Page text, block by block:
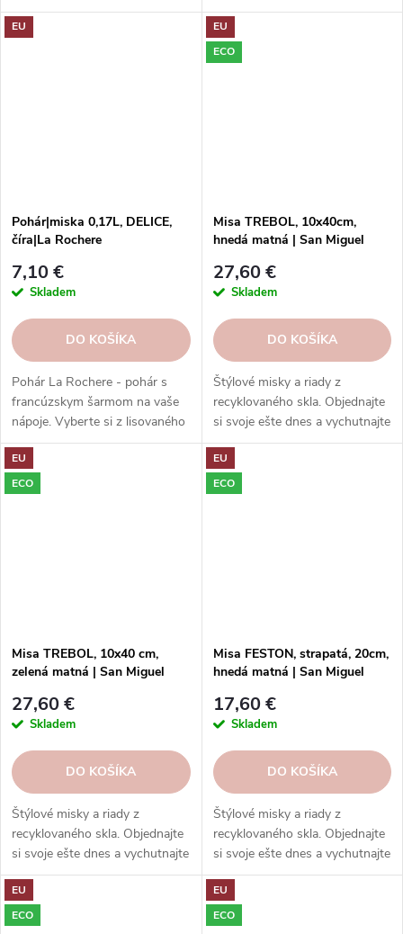
francúzskym vidiekom. Vhodná
na každý stôl a príležitosť.
cukríkov. Skvele sa hodí na
podávanie sladkostí a koktailov.
EU
Pohár|miska 0,17L, DELICE,
číra|La Rochere
7,10 €
Skladem
DO KOŠÍKA
Pohár La Rochere - pohár s
francúzskym šarmom na vaše
nápoje. Vyberte si z lisovaného
alebo krištáľového skla, ktoré
má jedinečný vzhľad a pocit.
Rôzne kolekcie a dekory vás
EU
ECO
Misa TREBOL, 10x40cm,
hnedá matná | San Miguel
27,60 €
Skladem
DO KOŠÍKA
Štýlové misky a riady z
recyklovaného skla. Objednajte
si svoje ešte dnes a vychutnajte
si eleganciu s ohľadom na
udržateľnosť.
EU
ECO
Misa TREBOL, 10x40 cm,
zelená matná | San Miguel
27,60 €
Skladem
DO KOŠÍKA
Štýlové misky a riady z
recyklovaného skla. Objednajte
si svoje ešte dnes a vychutnajte
si eleganciu s ohľadom na
udržateľnosť.
EU
ECO
Misa FESTON, strapatá, 20cm,
hnedá matná | San Miguel
17,60 €
Skladem
DO KOŠÍKA
Štýlové misky a riady z
recyklovaného skla. Objednajte
si svoje ešte dnes a vychutnajte
si eleganciu s ohľadom na
udržateľnosť.
EU
ECO
EU
ECO